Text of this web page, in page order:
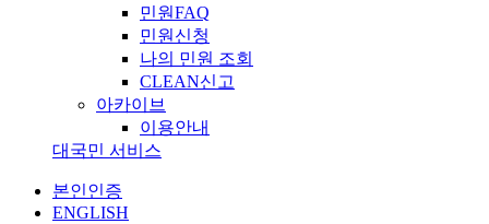
민원FAQ
민원신청
나의 민원 조회
CLEAN신고
아카이브
이용안내
대국민 서비스
본인인증
ENGLISH